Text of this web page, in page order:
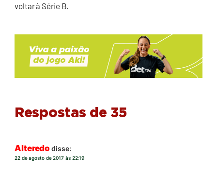
voltar à Série B.
Respostas de 35
Alteredo disse:
22 de agosto de 2017 às 22:19